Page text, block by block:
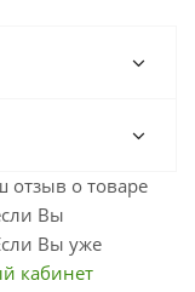
отзыв о товаре
Вы
Вы уже
кабинет